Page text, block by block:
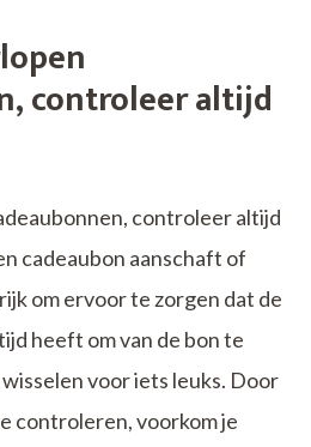
controleer altijd
controleer altijd
cadeaubon aanschaft of
om ervoor te zorgen dat de
heeft om van de bon te
voor iets leuks. Door
controleren, voorkom je